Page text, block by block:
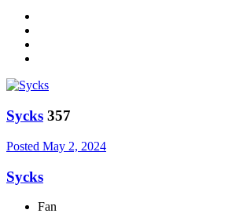
Sycks 357
Posted May 2, 2024
Sycks
Fan